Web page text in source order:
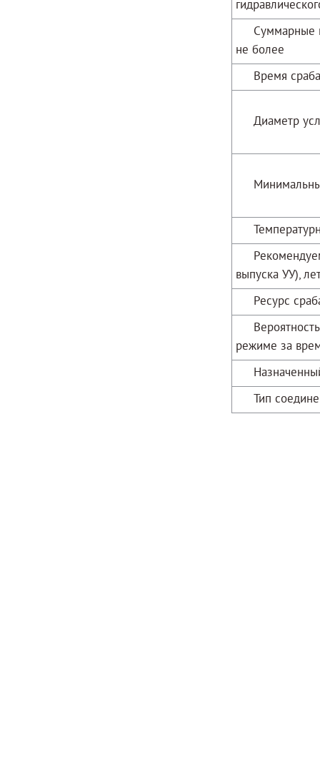
Суммарные
не более
Время
Диаметр
выпуска УУ),
Ресурс
Вероятность
режиме за
Тип